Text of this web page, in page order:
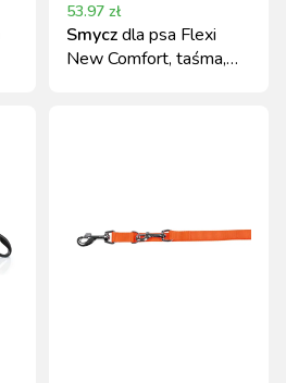
53.97 zł
Smyczdla psa Flexi
New Comfort, taśma,